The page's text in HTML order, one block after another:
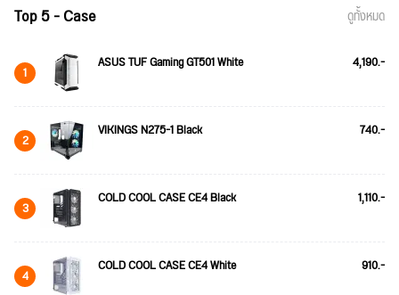
Top 5 - Case ดูทั้งหมด
1 ASUS TUF Gaming GT501 White 4,190.-
2 VIKINGS N275-1 Black 740.-
3 COLD COOL CASE CE4 Black 1,110.-
4 COLD COOL CASE CE4 White 910.-